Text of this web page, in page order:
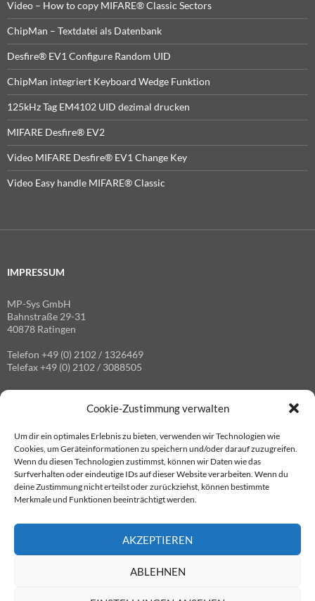
Cookie-Zustimmung verwalten
Um dir ein optimales Erlebnis zu bieten, verwenden wir Technologien wie
Cookies, um Geräteinformationen zu speichern und/oder darauf zuzugreifen.
Wenn du diesen Technologien zustimmst, können wir Daten wie das
Surfverhalten oder eindeutige IDs auf dieser Website verarbeiten. Wenn du
deine Zustimmung nicht erteilst oder zurückziehst, können bestimmte
Merkmale und Funktionen beeinträchtigt werden.
AKZEPTIEREN
ABLEHNEN
Video – How to copy MIFARE® Classic Sectors
ChipMan – Textdatei als Datenbank
Desfire® EV1 Configure Random UID
ChipMan integriert Keyboard Wedge Funktion
125kHz Tag EM4102 UID dezimal drucken
MIFARE Desfire® EV2
Video MIFARE Desfire® EV1 Change Key
Video Easy handle MIFARE® Classic
IMPRESSUM
MP-Sys GmbH
Bahnstraße 29-31
40878 Ratingen
Telefon +49 (0) 2102 / 1326469
Telefax +49 (0) 2102 / 3088505
GESCHÄFTSFÜHRER
Dipl.-Ing. Hermann Vollrath
Handelsregister: AG Düsseldorf HRB 102843
Umsatzsteuer-IdNr.: DE 119109228
DATENSCHUTZERKLÄRUNG
Informationen zum Schutz und zur Sicherheit ihrer persönlichen